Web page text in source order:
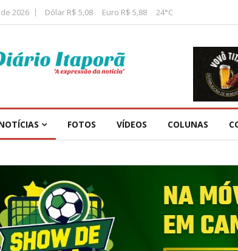
2026 Dólar R$ 5,08 Euro R$ 5,88 24°C
FOTOS VÍDEOS COLUNAS